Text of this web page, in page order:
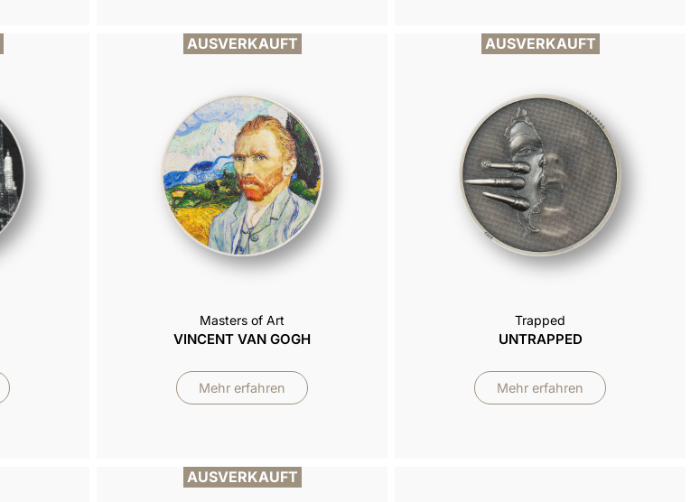
AUSVERKAUFT
Masters of Art
VINCENT VAN GOGH
Mehr erfahren
AUSVERKAUFT
Trapped
UNTRAPPED
Mehr erfahren
AUSVERKAUFT